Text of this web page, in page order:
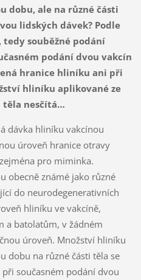
dobu, ale na různé části
lidských dávek? Podle
souběžné podání
podání dvou vakcín
hranice hliníku ani při
hliníku aplikované ze
těla nesčítá…
dávka hliníku vakcínou
úroveň hranice otravy
pro miminka.
obecně známé jako různé
do neurodegenerativních
hliníku ve vakcíně,
a batolatům, v žádném
úroveň. Množství hliníku
dobu na různé části těla se
současném podání dvou